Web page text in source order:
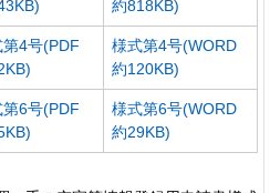
約818KB)
4号(PDF
様式第4号(WORD
約120KB)
6号(PDF
様式第6号(WORD
約29KB)